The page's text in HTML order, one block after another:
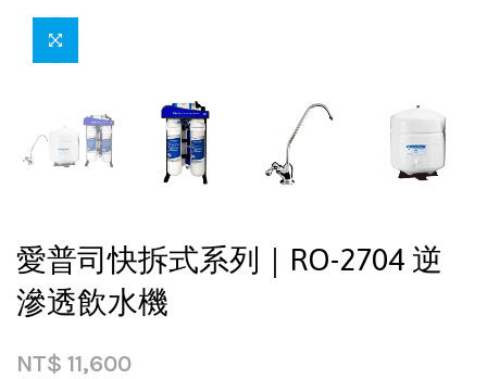
愛普司快拆式系列｜RO-2704 逆
滲透飲水機
NT$ 11,600